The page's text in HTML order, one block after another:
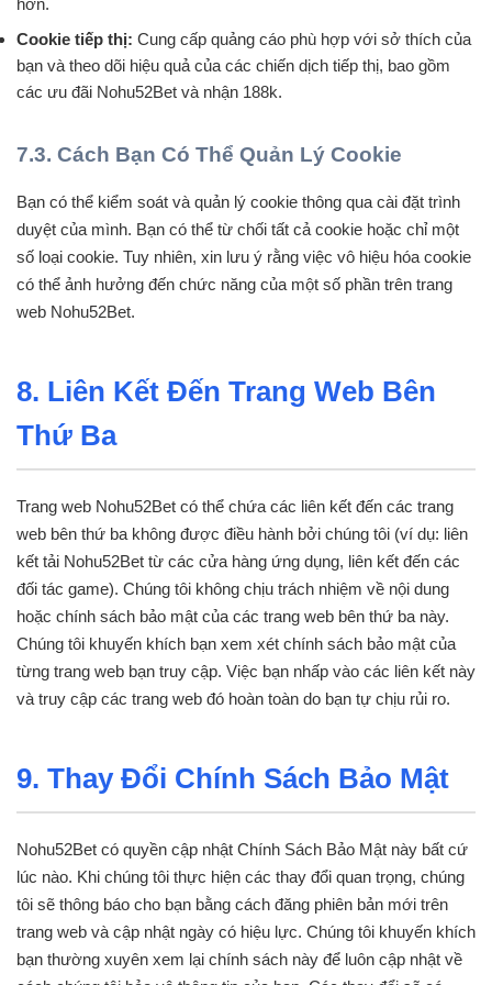
Cookie tiếp thị: Cung cấp quảng cáo phù hợp với sở thích của
bạn và theo dõi hiệu quả của các chiến dịch tiếp thị, bao gồm
các ưu đãi Nohu52Bet và nhận 188k.
7.3. Cách Bạn Có Thể Quản Lý Cookie
Bạn có thể kiểm soát và quản lý cookie thông qua cài đặt trình
duyệt của mình. Bạn có thể từ chối tất cả cookie hoặc chỉ một
số loại cookie. Tuy nhiên, xin lưu ý rằng việc vô hiệu hóa cookie
có thể ảnh hưởng đến chức năng của một số phần trên trang
web Nohu52Bet.
8. Liên Kết Đến Trang Web Bên
Thứ Ba
Trang web Nohu52Bet có thể chứa các liên kết đến các trang
web bên thứ ba không được điều hành bởi chúng tôi (ví dụ: liên
kết tải Nohu52Bet từ các cửa hàng ứng dụng, liên kết đến các
đối tác game). Chúng tôi không chịu trách nhiệm về nội dung
hoặc chính sách bảo mật của các trang web bên thứ ba này.
Chúng tôi khuyến khích bạn xem xét chính sách bảo mật của
từng trang web bạn truy cập. Việc bạn nhấp vào các liên kết này
và truy cập các trang web đó hoàn toàn do bạn tự chịu rủi ro.
9. Thay Đổi Chính Sách Bảo Mật
Nohu52Bet có quyền cập nhật Chính Sách Bảo Mật này bất cứ
lúc nào. Khi chúng tôi thực hiện các thay đổi quan trọng, chúng
tôi sẽ thông báo cho bạn bằng cách đăng phiên bản mới trên
trang web và cập nhật ngày có hiệu lực. Chúng tôi khuyến khích
bạn thường xuyên xem lại chính sách này để luôn cập nhật về